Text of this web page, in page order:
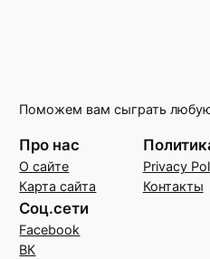
Поможем вам сыграть
Про нас
О сайте
Карта сайта
Privacy
Контакты
Соц.сети
Facebook
ВК